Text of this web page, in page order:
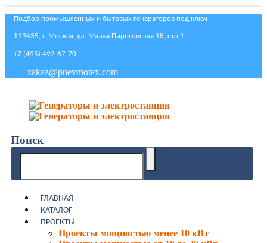
Подбор промышленных и бытовых генераторов под ключ
119435, г. Москва, ул. Малая Пироговская 18, стр 1
+7 (495) 492-67-70
zakaz@pnevmotex.com
Поиск
ГЛАВНАЯ
КАТАЛОГ
ПРОЕКТЫ
Проекты мощностью менее 10 кВт